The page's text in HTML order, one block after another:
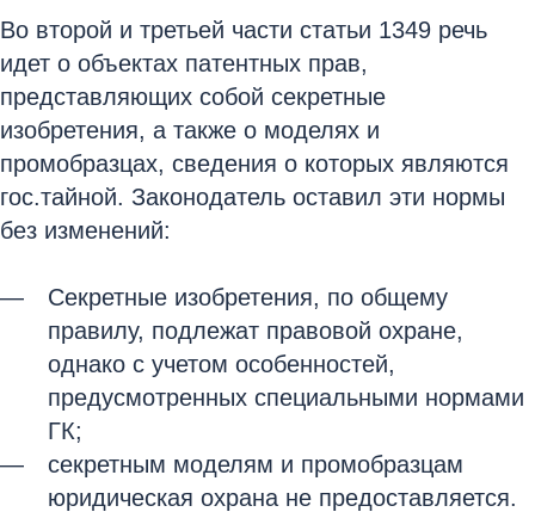
Во второй и третьей части статьи 1349 речь
идет о объектах патентных прав,
представляющих собой секретные
изобретения, а также о моделях и
промобразцах, сведения о которых являются
гос.тайной. Законодатель оставил эти нормы
без изменений:
Секретные изобретения, по общему
правилу, подлежат правовой охране,
однако с учетом особенностей,
предусмотренных специальными нормами
ГК;
секретным моделям и промобразцам
юридическая охрана не предоставляется.